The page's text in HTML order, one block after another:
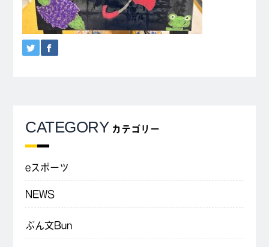
CATEGORY カテゴリー
eスポーツ
NEWS
ぶん文Bun